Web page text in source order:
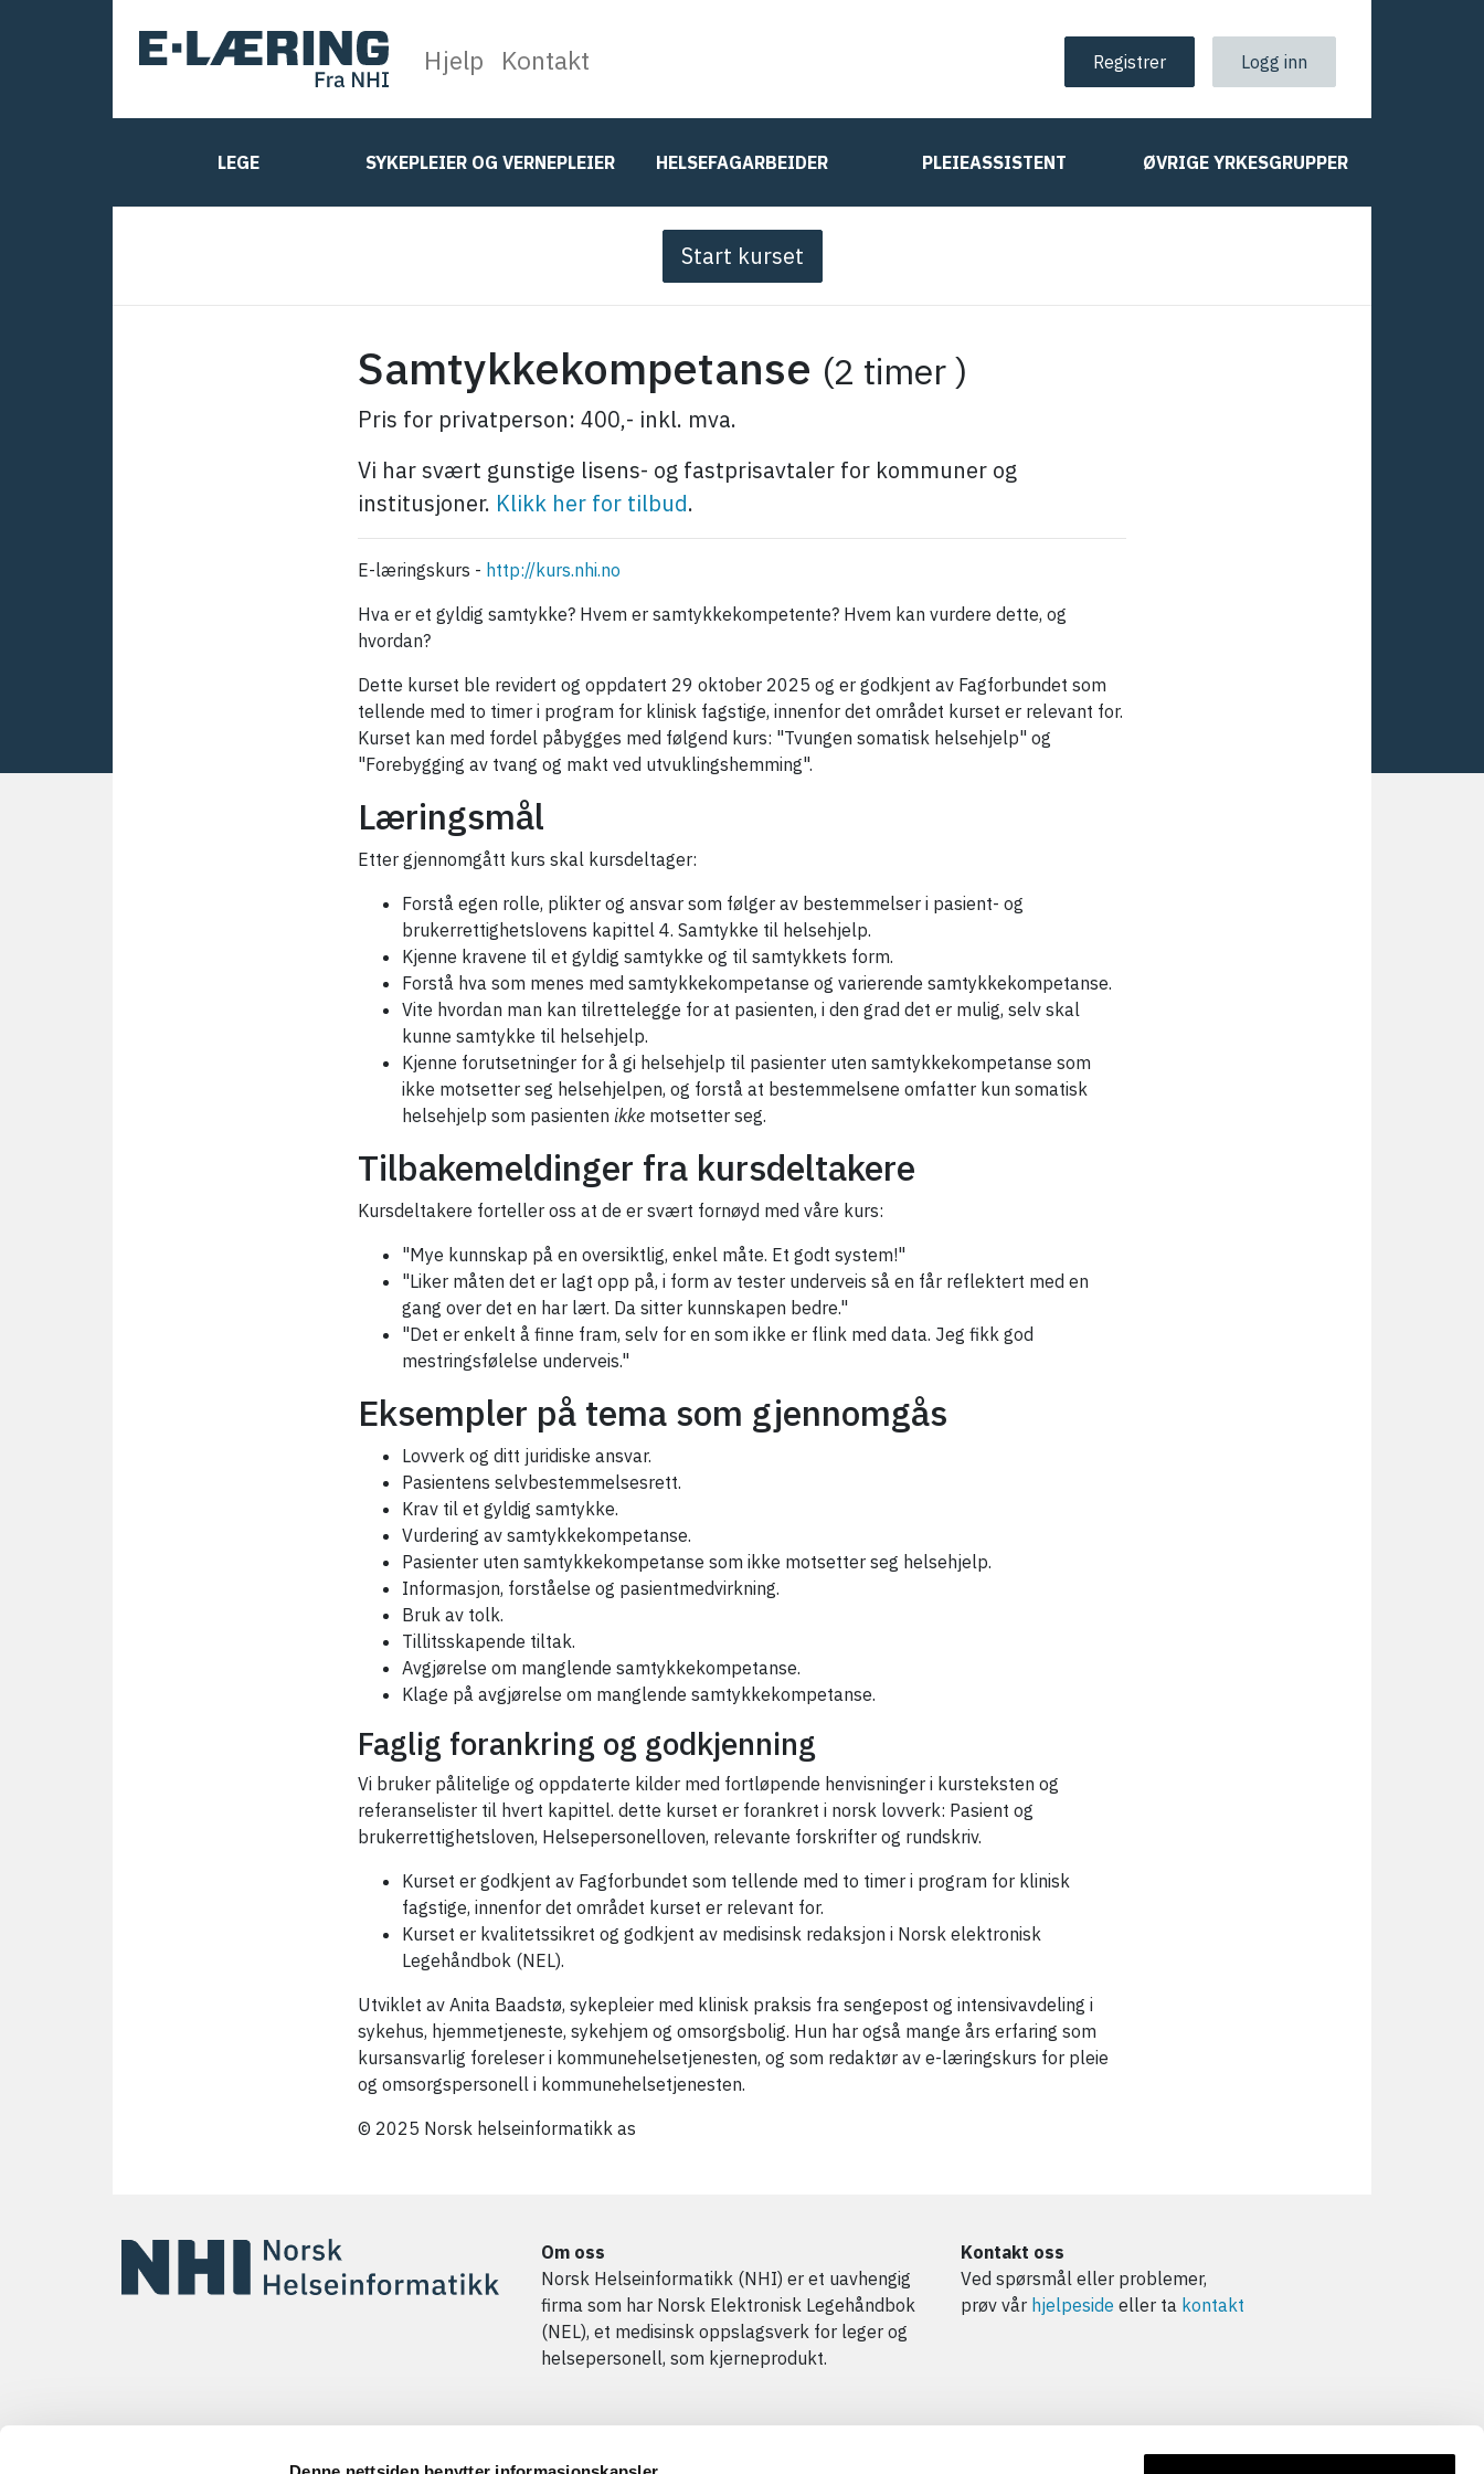
Hjelp Kontakt Registrer Logg inn
LEGE SYKEPLEIER OG VERNEPLEIER HELSEFAGARBEIDER PLEIEASSISTENT ØVRIGE YRKESGRUPPER
Start kurset
Samtykkekompetanse (2 timer )
Pris for privatperson: 400,- inkl. mva.
Vi har svært gunstige lisens- og fastprisavtaler for kommuner og
institusjoner. Klikk her for tilbud.
E-læringskurs - http://kurs.nhi.no
Hva er et gyldig samtykke? Hvem er samtykkekompetente? Hvem kan vurdere dette, og
hvordan?
Dette kurset ble revidert og oppdatert 29 oktober 2025 og er godkjent av Fagforbundet som
tellende med to timer i program for klinisk fagstige, innenfor det området kurset er relevant for.
Kurset kan med fordel påbygges med følgend kurs: "Tvungen somatisk helsehjelp" og
"Forebygging av tvang og makt ved utvuklingshemming".
Læringsmål
Etter gjennomgått kurs skal kursdeltager:
Forstå egen rolle, plikter og ansvar som følger av bestemmelser i pasient- og
brukerrettighetslovens kapittel 4. Samtykke til helsehjelp.
Kjenne kravene til et gyldig samtykke og til samtykkets form.
Forstå hva som menes med samtykkekompetanse og varierende samtykkekompetanse.
Vite hvordan man kan tilrettelegge for at pasienten, i den grad det er mulig, selv skal
kunne samtykke til helsehjelp.
Kjenne forutsetninger for å gi helsehjelp til pasienter uten samtykkekompetanse som
ikke motsetter seg helsehjelpen, og forstå at bestemmelsene omfatter kun somatisk
helsehjelp som pasienten ikke motsetter seg.
Tilbakemeldinger fra kursdeltakere
Kursdeltakere forteller oss at de er svært fornøyd med våre kurs:
"Mye kunnskap på en oversiktlig, enkel måte. Et godt system!"
"Liker måten det er lagt opp på, i form av tester underveis så en får reflektert med en
gang over det en har lært. Da sitter kunnskapen bedre."
"Det er enkelt å finne fram, selv for en som ikke er flink med data. Jeg fikk god
mestringsfølelse underveis."
Eksempler på tema som gjennomgås
Lovverk og ditt juridiske ansvar.
Pasientens selvbestemmelsesrett.
Krav til et gyldig samtykke.
Vurdering av samtykkekompetanse.
Pasienter uten samtykkekompetanse som ikke motsetter seg helsehjelp.
Informasjon, forståelse og pasientmedvirkning.
Bruk av tolk.
Tillitsskapende tiltak.
Avgjørelse om manglende samtykkekompetanse.
Klage på avgjørelse om manglende samtykkekompetanse.
Faglig forankring og godkjenning
Vi bruker pålitelige og oppdaterte kilder med fortløpende henvisninger i kursteksten og
referanselister til hvert kapittel. dette kurset er forankret i norsk lovverk: Pasient og
brukerrettighetsloven, Helsepersonelloven, relevante forskrifter og rundskriv.
Kurset er godkjent av Fagforbundet som tellende med to timer i program for klinisk
fagstige, innenfor det området kurset er relevant for.
Kurset er kvalitetssikret og godkjent av medisinsk redaksjon i Norsk elektronisk
Legehåndbok (NEL).
Utviklet av Anita Baadstø, sykepleier med klinisk praksis fra sengepost og intensivavdeling i
sykehus, hjemmetjeneste, sykehjem og omsorgsbolig. Hun har også mange års erfaring som
kursansvarlig foreleser i kommunehelsetjenesten, og som redaktør av e-læringskurs for pleie
og omsorgspersonell i kommunehelsetjenesten.
© 2025 Norsk helseinformatikk as
Om oss
Norsk Helseinformatikk (NHI) er et uavhengig
firma som har Norsk Elektronisk Legehåndbok
(NEL), et medisinsk oppslagsverk for leger og
helsepersonell, som kjerneprodukt.
Kontakt oss
Ved spørsmål eller problemer,
prøv vår hjelpeside eller ta kontakt